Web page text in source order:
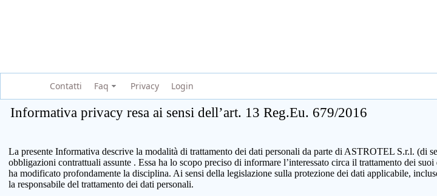
Contatti Faq Privacy Login
Informativa privacy resa ai sensi dell’art. 13 Reg.Eu. 679/2016
La presente Informativa descrive la modalità di trattamento dei dati personali da parte di ASTROTEL S.r.l. (di
obbligazioni contrattuali assunte . Essa ha lo scopo preciso di informare l’interessato circa il trattamento dei
ha modificato profondamente la disciplina. Ai sensi della legislazione sulla protezione dei dati applicabile,
la responsabile del trattamento dei dati personali.